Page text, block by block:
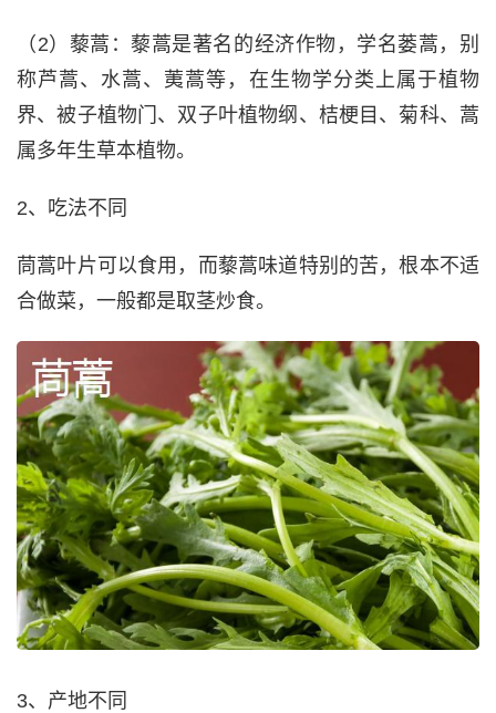
（2）藜蒿：藜蒿是著名的经济作物，学名蒌蒿，别
称芦蒿、水蒿、荑蒿等，在生物学分类上属于植物
界、被子植物门、双子叶植物纲、桔梗目、菊科、蒿
属多年生草本植物。
2、吃法不同
茼蒿叶片可以食用，而藜蒿味道特别的苦，根本不适
合做菜，一般都是取茎炒食。
3、产地不同